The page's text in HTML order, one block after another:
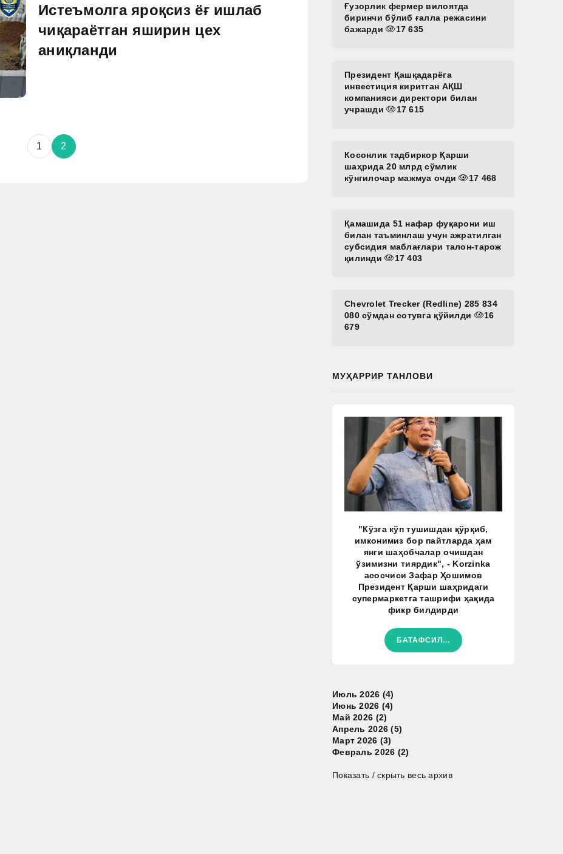
Истеъмолга яроқсиз ёғ ишлаб
чиқараётган яширин цех
аниқланди
1 2
Ғузорлик фермер вилоятда
биринчи бўлиб ғалла режасини
бажарди
17 635
Президент Қашқадарёга
инвестиция киритган АҚШ
компанияси директори билан
учрашди
17 615
Косонлик тадбиркор Қарши
шаҳрида 20 млрд сўмлик
кўнгилочар мажмуа очди
17 468
Қамашида 51 нафар фуқарони иш
билан таъминлаш учун ажратилган
субсидия маблағлари талон-тарож
қилинди
17 403
Chevrolet Trecker (Redline) 285 834
080 сўмдан сотувга қўйилди
16
679
МУҲАРРИР ТАНЛОВИ
"Кўзга кўп тушишдан қўрқиб,
имконимиз бор пайтларда ҳам
янги шаҳобчалар очишдан
ўзимизни тиярдик", - Korzinka
асосчиси Зафар Ҳошимов
Президент Қарши шаҳридаги
супермаркетга ташрифи ҳақида
фикр билдирди
БАТАФСИЛ...
Июль 2026 (4)
Июнь 2026 (4)
Май 2026 (2)
Апрель 2026 (5)
Март 2026 (3)
Февраль 2026 (2)
Показать / скрыть весь архив